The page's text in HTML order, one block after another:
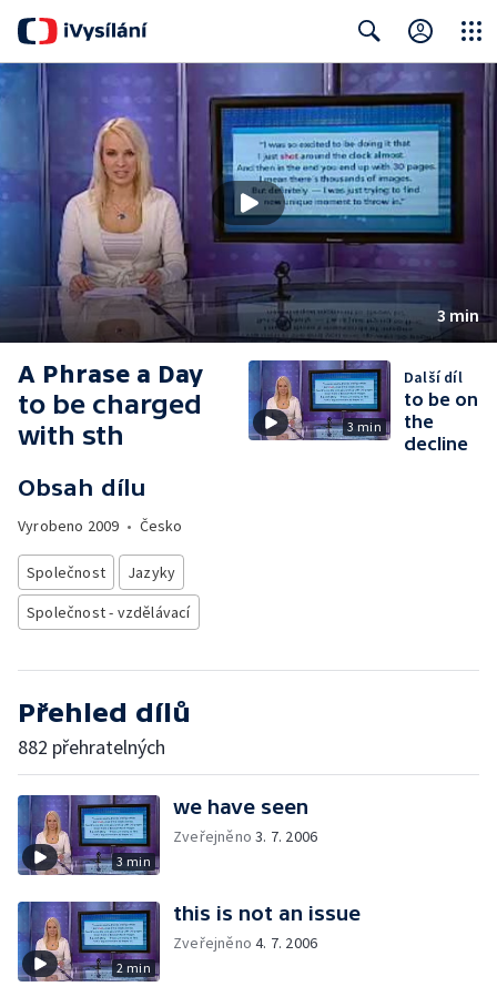
Search Close
3 min
A Phrase a Day
to be charged
with sth
Obsah dílu
Vyrobeno 2009 • Česko
Společnost
Jazyky
Společnost - vzdělávací
3 min
Další díl
to be on
the
decline
Přehled dílů
882 přehratelných
3 min
we have seen
Zveřejněno3. 7. 2006
2 min
this is not an issue
Zveřejněno4. 7. 2006